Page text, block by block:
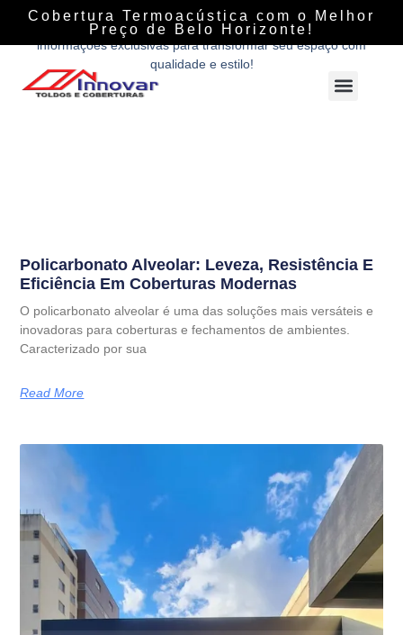
Cobertura Termoacústica com o Melhor
Preço de Belo Horizonte!
Descubra tudo sobre coberturas, fechamentos e soluções
personalizadas com a Innovar Coberturas. Dicas, tendências e
informações exclusivas para transformar seu espaço com
qualidade e estilo!
Policarbonato Alveolar: Leveza, Resistência E
Eficiência Em Coberturas Modernas
O policarbonato alveolar é uma das soluções mais versáteis e
inovadoras para coberturas e fechamentos de ambientes.
Caracterizado por sua
Read More